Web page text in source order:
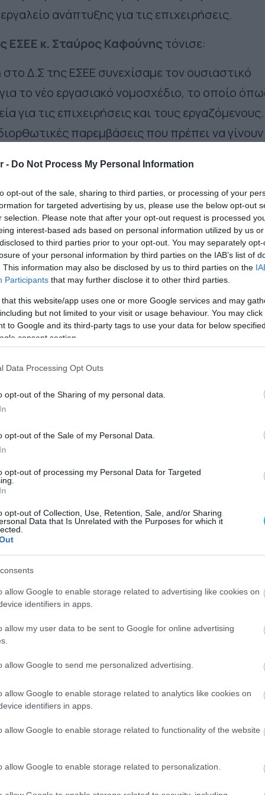
- Do Not Process My Personal Information
opt-out of the sale, sharing to third parties, or processing of your
for targeted advertising by us, please use the below opt-out
selection. Please note that after your opt-out request is processed
interest-based ads based on personal information utilized by us
to third parties prior to your opt-out. You may separately
of your personal information by third parties on the IAB’s list of
This information may also be disclosed by us to third parties on the
Participants that may further disclose it to other third parties.
that this website/app uses one or more Google services and may
but not limited to your visit or usage behaviour. You may
to Google and its third-party tags to use your data for below
consent section.
Data Processing Opt Outs
opt-out of the Sharing of my personal data.
opt-out of the Sale of my Personal Data.
opt-out of processing my Personal Data for Targeted
opt-out of Collection, Use, Retention, Sale, and/or Sharing
Data that Is Unrelated with the Purposes for which it
allow Google to enable storage related to advertising like cookies on
identifiers in apps.
allow my user data to be sent to Google for online advertising
allow Google to send me personalized advertising.
allow Google to enable storage related to analytics like cookies on
identifiers in apps.
allow Google to enable storage related to functionality of the website
allow Google to enable storage related to personalization.
ανάπτυξης για τις επιχειρήσεις.
ΕΣΕΕ κ. Σταύρος Καφούνης τόνισε:
Δ.Σ της ΕΣΕΕ συνεχίσαμε τον ουσιαστικό
το νέο εργασιακό νομοσχέδιο, το οποίο
για τις επιχειρήσεις και τους εργαζόμενους.
παρεμβάσεις που πρέπει να
πως τα πρόστιμα για την Ψηφιακή Κάρτα
ότι η δυνατότητα τριαντάλεπτης πρόωρης
τα εμπορικά καταστήματα είναι και δίκαιη
εικόνα της πραγματικής οικονομίας,
για μέτρα ουσιαστικής ελάφρυνσης των
στήριξης, όπως αυτά που περιέχονται
μας στοχεύουν στην ολόπλευρη
και απηχούν την πραγματική κατάσταση της
κόσμου, γι’ αυτό καλούμε τον πρωθυπουργό
στο «πακέτο» των μέτρων που
Θεσσαλονίκης».
κ. Νίκος Μηλαπίδης
επιχειρήσεων και του κλάδου του εμπορίου
δυναμικού. Θεωρούμε ότι η ανάπτυξη της
ευελιξίας και λιγότερης
σεβασμό των δικαιωμάτων των
πλήθος προστατευτικών διατάξεων
για τις επιχειρήσεις. Τόσο η
στη διευθέτηση του χρόνου εργασίας ακόμη
που δίνει τη δυνατότητα μίας επιπλέον ώρας
των 13 ωρών στον ίδιο εργοδότη είναι
των αναγκών των επιχειρήσεων
ζωής των εργαζομένων. Η
λειτουργία της επιχείρησης και, μέσω
θα βγουν κερδισμένοι στον ανταγωνισμό.
επιχειρήσεων για τα οφέλη και τον τρόπο
και το Υπουργείο είναι διατεθειμένο να
κατεύθυνση».
News